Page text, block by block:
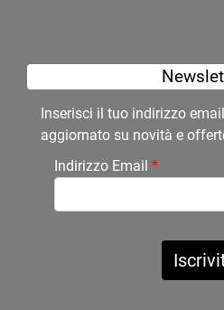
Inserisci il tuo indirizzo
aggiornato su novità e
Indirizzo Email *